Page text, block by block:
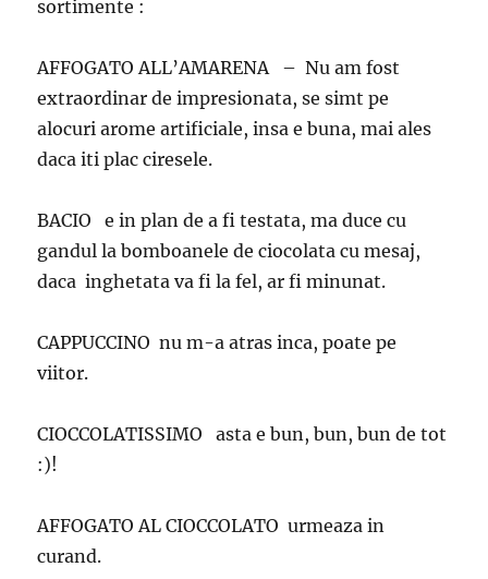
sortimente :
AFFOGATO ALL’AMARENA – Nu am fost
extraordinar de impresionata, se simt pe
alocuri arome artificiale, insa e buna, mai ales
daca iti plac ciresele.
BACIO e in plan de a fi testata, ma duce cu
gandul la bomboanele de ciocolata cu mesaj,
daca inghetata va fi la fel, ar fi minunat.
CAPPUCCINO nu m-a atras inca, poate pe
viitor.
CIOCCOLATISSIMO asta e bun, bun, bun de tot
:)!
AFFOGATO AL CIOCCOLATO urmeaza in
curand.